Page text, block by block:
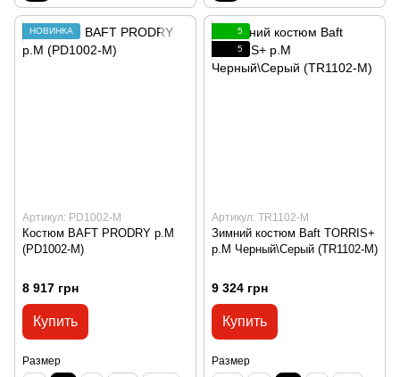
НОВИНКА
Артикул: PD1002-M
Костюм BAFT PRODRY p.M
(PD1002-M)
8 917 грн
Купить
Размер
5
5
Артикул: TR1102-M
Зимний костюм Baft TORRIS+
р.M Черный\Серый (TR1102-M)
9 324 грн
Купить
Размер